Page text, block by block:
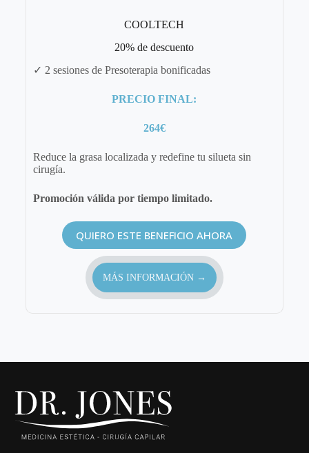
COOLTECH
20% de descuento
✓ 2 sesiones de Presoterapia bonificadas
PRECIO FINAL:
264€
Reduce la grasa localizada y redefine tu silueta sin
cirugía.
Promoción válida por tiempo limitado.
QUIERO ESTE BENEFICIO AHORA
MÁS INFORMACIÓN →